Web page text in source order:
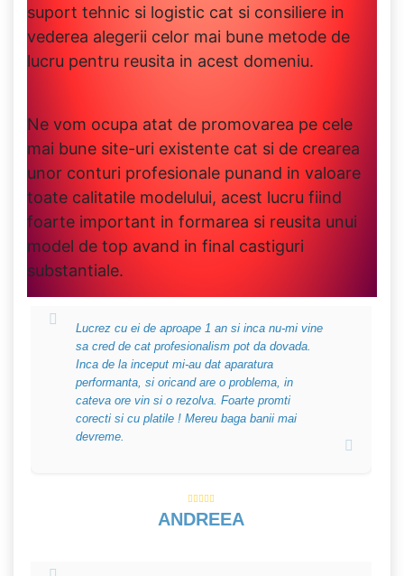
suport tehnic si logistic cat si consiliere in
vederea alegerii celor mai bune metode de
lucru pentru reusita in acest domeniu.
Ne vom ocupa atat de promovarea pe cele
mai bune site-uri existente cat si de crearea
unor conturi profesionale punand in valoare
toate calitatile modelului, acest lucru fiind
foarte important in formarea si reusita unui
model de top avand in final castiguri
substantiale.
Lucrez cu ei de aproape 1 an si inca nu-mi vine
sa cred de cat profesionalism pot da dovada.
Inca de la inceput mi-au dat aparatura
performanta, si oricand are o problema, in
cateva ore vin si o rezolva. Foarte promti
corecti si cu platile ! Mereu baga banii mai
devreme.
ANDREEA